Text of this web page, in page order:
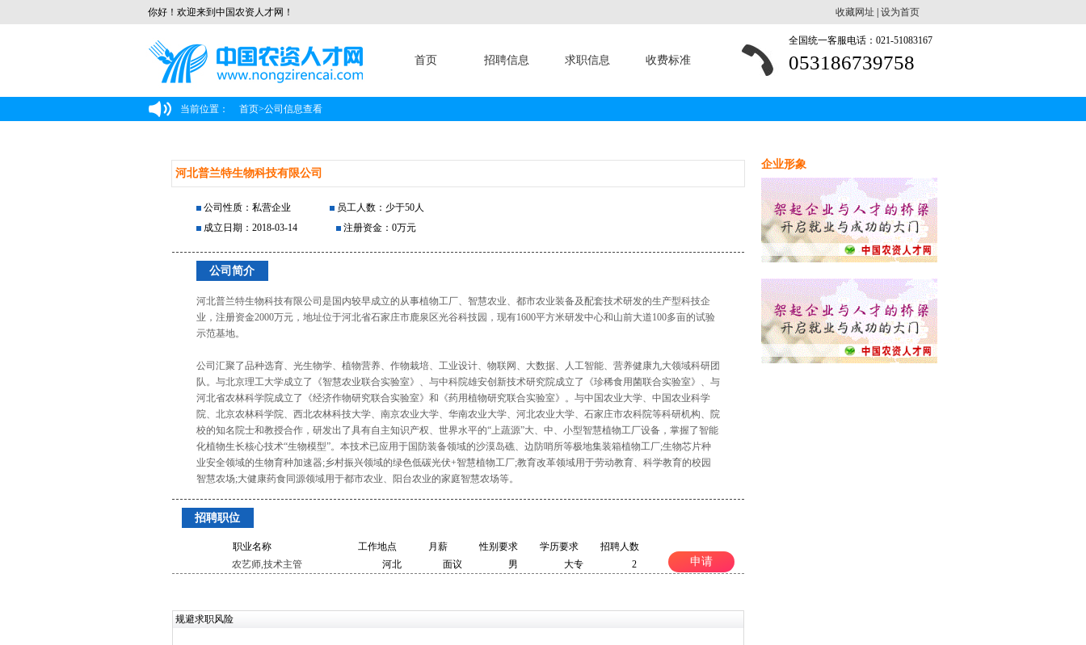
你好！欢迎来到中国农资人才网！ 收藏网址 设为首页
首页 招聘信息 求职信息 收费标准
全国统一客服电话：021-51083167
053186739758
当前位置： 首页>公司信息查看
河北普兰特生物科技有限公司
公司性质：私营企业
员工人数：少于50人
成立日期：2018-03-14
注册资金：0万元
公司简介
河北普兰特生物科技有限公司是国内较早成立的从事植物工厂、智慧农业、都市农业装备及配套技术研发的生产型科技企
业，注册资金2000万元，地址位于河北省石家庄市鹿泉区光谷科技园，现有1600平方米研发中心和山前大道100多亩的试验
示范基地。
公司汇聚了品种选育、光生物学、植物营养、作物栽培、工业设计、物联网、大数据、人工智能、营养健康九大领域科研团
队。与北京理工大学成立了《智慧农业联合实验室》、与中科院雄安创新技术研究院成立了《珍稀食用菌联合实验室》、与
河北省农林科学院成立了《经济作物研究联合实验室》和《药用植物研究联合实验室》。与中国农业大学、中国农业科学
院、北京农林科学院、西北农林科技大学、南京农业大学、华南农业大学、河北农业大学、石家庄市农科院等科研机构、院
校的知名院士和教授合作，研发出了具有自主知识产权、世界水平的“上蔬源”大、中、小型智慧植物工厂设备，掌握了智能
化植物生长核心技术“生物模型”。本技术已应用于国防装备领域的沙漠岛礁、边防哨所等极地集装箱植物工厂;生物芯片种
业安全领域的生物育种加速器;乡村振兴领域的绿色低碳光伏+智慧植物工厂;教育改革领域用于劳动教育、科学教育的校园
智慧农场;大健康药食同源领域用于都市农业、阳台农业的家庭智慧农场等。
招聘职位
职业名称 工作地点 月薪 性别要求 学历要求
招聘人数
农艺师,技术主管
河北 面议 男 大专 2 申请
规避求职风险
企业形象